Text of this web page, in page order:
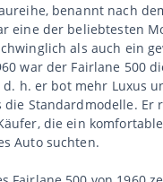
benannt nach
eine der beliebtesten
als auch ein
war der Fairlane 500
d. h. er bot mehr Luxus
die Standardmodelle. Er
die ein
Auto suchten.